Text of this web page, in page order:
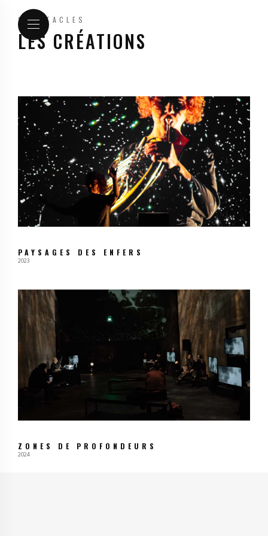
SPECTACLES
LES CRÉATIONS
PAYSAGES DES ENFERS
2023
ZONES DE PROFONDEURS
2024